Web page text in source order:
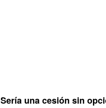
Sería una cesión sin